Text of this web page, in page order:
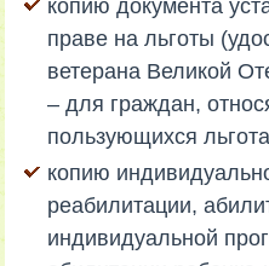
копию документа
праве на льготы
ветерана Великой
– для граждан,
пользующихся
копию
реабилитации,
индивидуальной